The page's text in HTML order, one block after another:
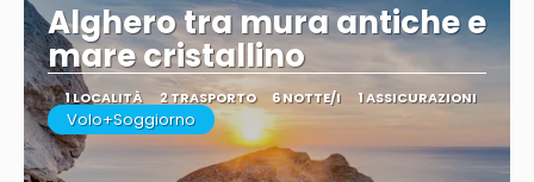
Alghero tra mura antiche e
mare cristallino
1 LOCALITÀ 2 TRASPORTO 6 NOTTE/I 1 ASSICURAZIONI
Volo+Soggiorno